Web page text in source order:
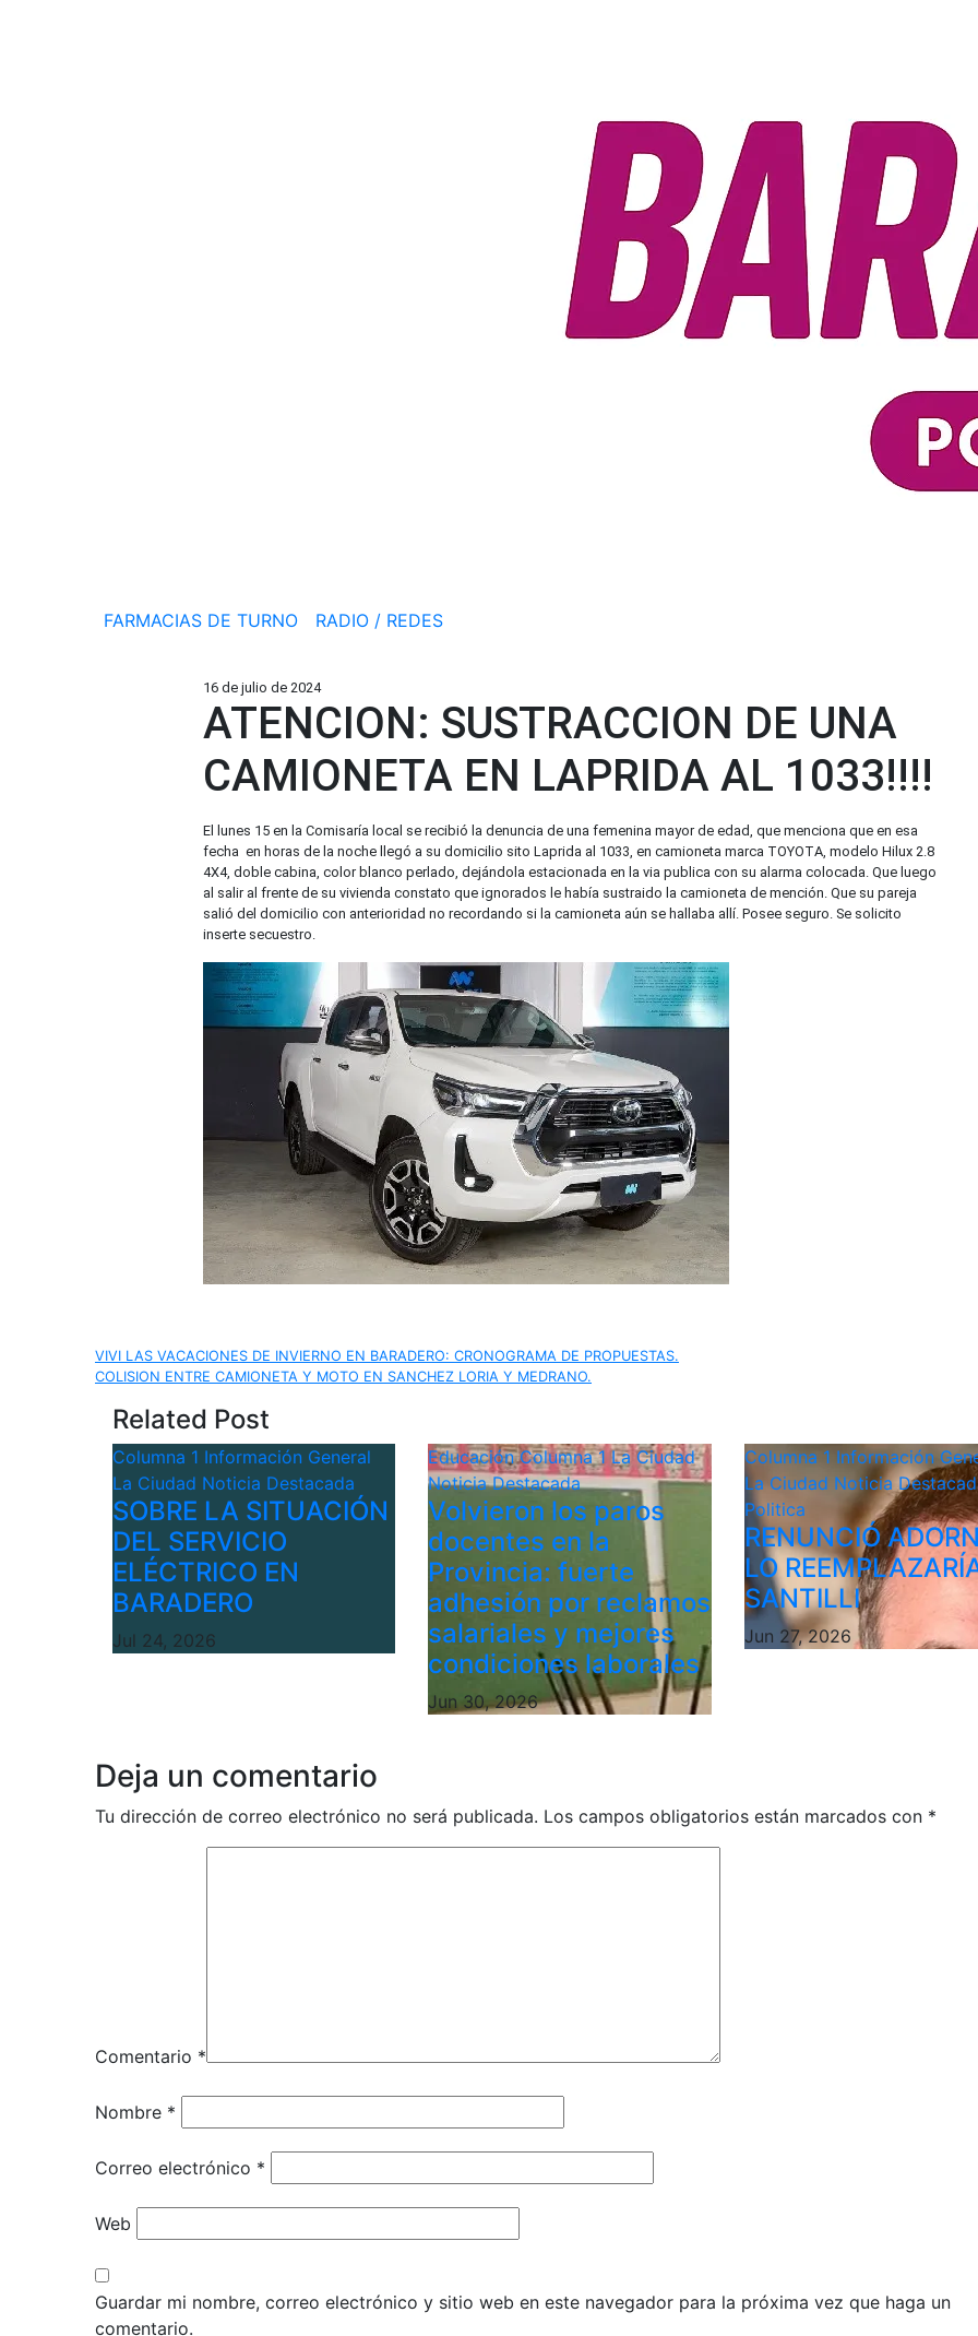
FARMACIAS DE TURNO RADIO / REDES
16 de julio de 2024
ATENCION: SUSTRACCION DE UNA
CAMIONETA EN LAPRIDA AL 1033!!!!
El lunes 15 en la Comisaría local se recibió la denuncia de una femenina mayor de edad, que menciona que en esa
fecha en horas de la noche llegó a su domicilio sito Laprida al 1033, en camioneta marca TOYOTA, modelo Hilux 2.8
4X4, doble cabina, color blanco perlado, dejándola estacionada en la via publica con su alarma colocada. Que luego
al salir al frente de su vivienda constato que ignorados le había sustraido la camioneta de mención. Que su pareja
salió del domicilio con anterioridad no recordando si la camioneta aún se hallaba allí. Posee seguro. Se solicito
inserte secuestro.
Navegación
de
entradas
VIVI LAS VACACIONES DE INVIERNO EN BARADERO: CRONOGRAMA DE PROPUESTAS.
COLISION ENTRE CAMIONETA Y MOTO EN SANCHEZ LORIA Y MEDRANO.
Related Post
Columna 1 Información General
La Ciudad Noticia Destacada
SOBRE LA SITUACIÓN
DEL SERVICIO
ELÉCTRICO EN
BARADERO
Jul 24, 2026
EducaciónColumna 1 La Ciudad
Noticia Destacada
Volvieron los paros
docentes en la
Provincia: fuerte
adhesión por reclamos
salariales y mejores
condiciones laborales
Jun 30, 2026
Columna 1 Información
La Ciudad Noticia
Politica
RENUNCIÓ
LO
SANTILLI
Jun 27, 2026
Deja un comentario
Tu dirección de correo electrónico no será publicada. Los campos obligatorios están marcados con *
Comentario *
Nombre *
Correo electrónico *
Web
Guardar mi nombre, correo electrónico y sitio web en este navegador para la próxima vez que haga un
comentario.